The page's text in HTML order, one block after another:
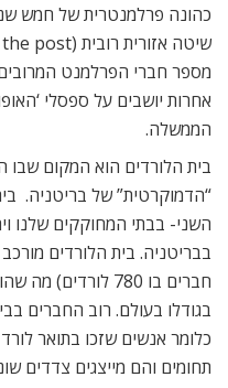
כהונה פרלמנטרית של חמש
מספר חברי הפרלמנט
אחרות יושבים על ספסלי
הממשלה.
בית הלורדים הוא המקום שבו
“הדמוקרטית” של בריטניה.
השני- בבתי המחוקקים שלנו
בבריטניה. בית הלורדים
חברים בו 780
בגודלו בעולם. רוב החברים
כלומר אנשים שזכו בתואר
תחומים והם מייצגים צדדים